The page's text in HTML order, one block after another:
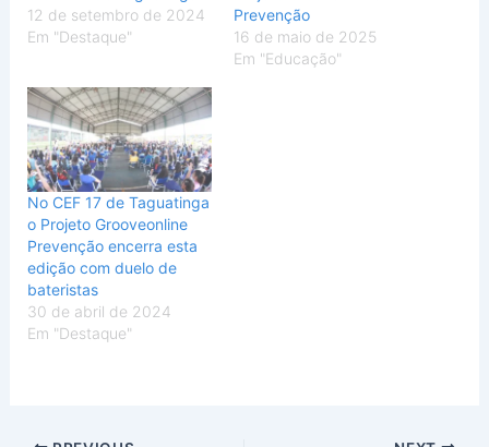
12 de setembro de 2024
Em "Destaque"
Prevenção
16 de maio de 2025
Em "Educação"
No CEF 17 de Taguatinga
o Projeto Grooveonline
Prevenção encerra esta
edição com duelo de
bateristas
30 de abril de 2024
Em "Destaque"